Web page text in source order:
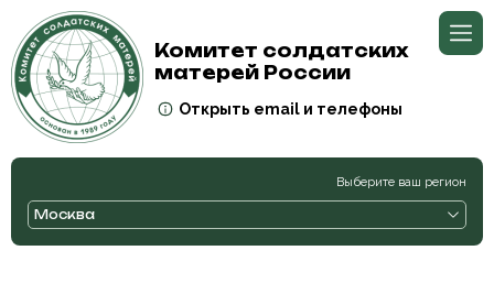
Комитет солдатских
матерей России
Открыть email и телефоны
Выберите ваш регион
Москва